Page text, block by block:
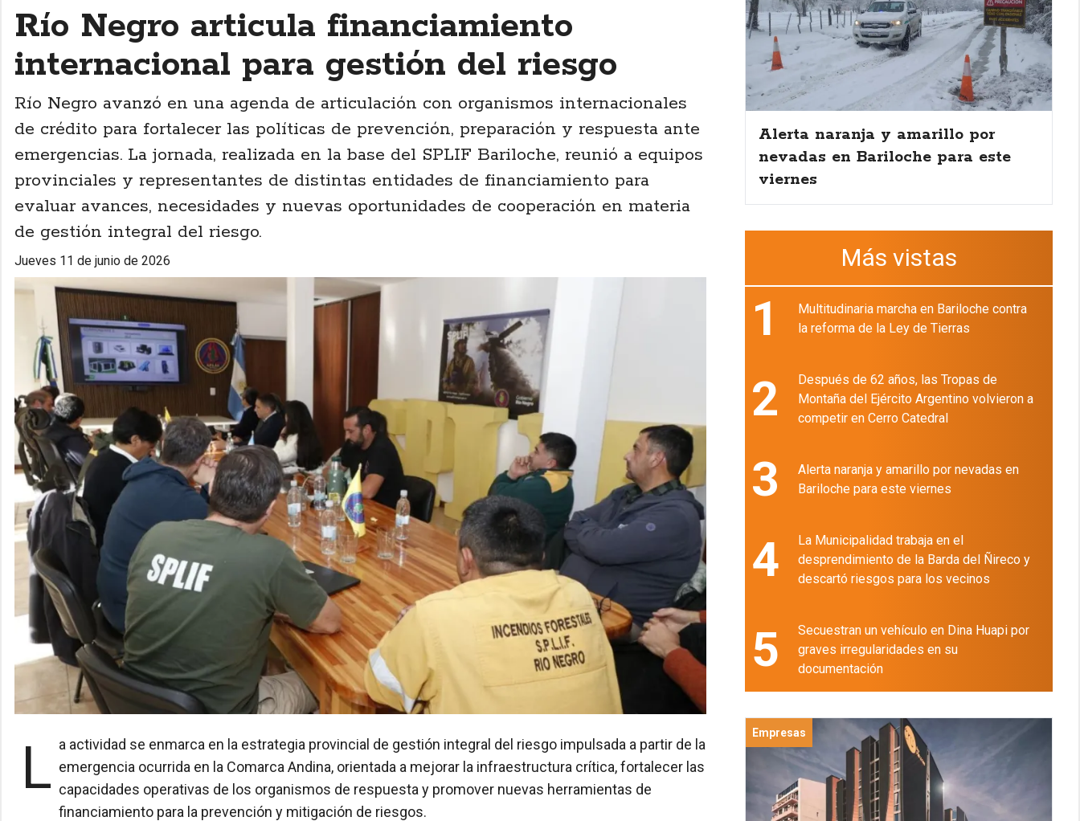
Río Negro articula financiamiento
internacional para gestión del riesgo
Río Negro avanzó en una agenda de articulación con organismos internacionales
de crédito para fortalecer las políticas de prevención, preparación y respuesta ante
emergencias. La jornada, realizada en la base del SPLIF Bariloche, reunió a equipos
provinciales y representantes de distintas entidades de financiamiento para
evaluar avances, necesidades y nuevas oportunidades de cooperación en materia
de gestión integral del riesgo.
jueves 11 de junio de 2026
La actividad se enmarca en la estrategia provincial de gestión integral del riesgo impulsada a partir de la emergencia ocurrida en la Comarca Andina, orientada a mejorar la infraestructura crítica, fortalecer las
capacidades operativas de los organismos de respuesta y promover nuevas herramientas de
financiamiento para la prevención y mitigación de riesgos.
Alerta naranja y amarillo por
nevadas en Bariloche para este
viernes
Más vistas
1
Multitudinaria marcha en Bariloche contra
la reforma de la Ley de Tierras
2
Después de 62 años, las Tropas de
Montaña del Ejército Argentino volvieron a
competir en Cerro Catedral
3
Alerta naranja y amarillo por nevadas en
Bariloche para este viernes
4
La Municipalidad trabaja en el
desprendimiento de la Barda del Ñireco y
descartó riesgos para los vecinos
5
Secuestran un vehículo en Dina Huapi por
graves irregularidades en su
documentación
Empresas